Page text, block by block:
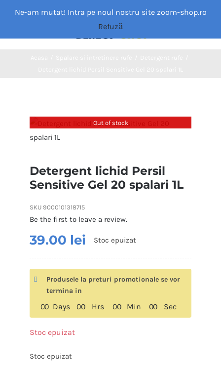
MAGAZIN
Contact
Out of stock
Detergent lichid Persil
Sensitive Gel 20 spalari 1L
SKU 9000101318715
Be the first to leave a review.
39.00 lei Stoc epuizat
Produsele la preturi promotionale se vor
termina in
00 Days 00 Hrs 00 Min 00 Sec
Stoc epuizat
Stoc epuizat
Ne-am mutat! Intra pe noul nostru site zoom-shop.ro
Refuză